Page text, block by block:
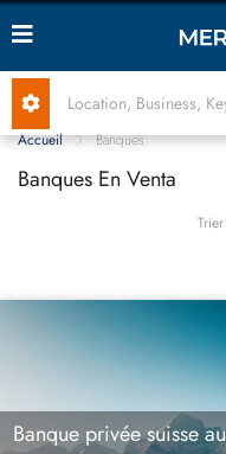
Accueil Banques
Banques En Venta
Banque privée suisse